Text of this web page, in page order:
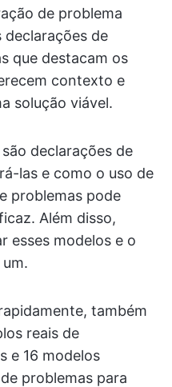
de problema
declarações de
que destacam os
contexto e
solução viável.
declarações de
las e como o uso de
problemas pode
Além disso,
esses modelos e o
também
reais de
e 16 modelos
problemas para